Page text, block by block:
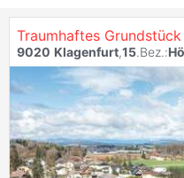
Traumhaftes
9020 Klagenfurt,15.Bez.: